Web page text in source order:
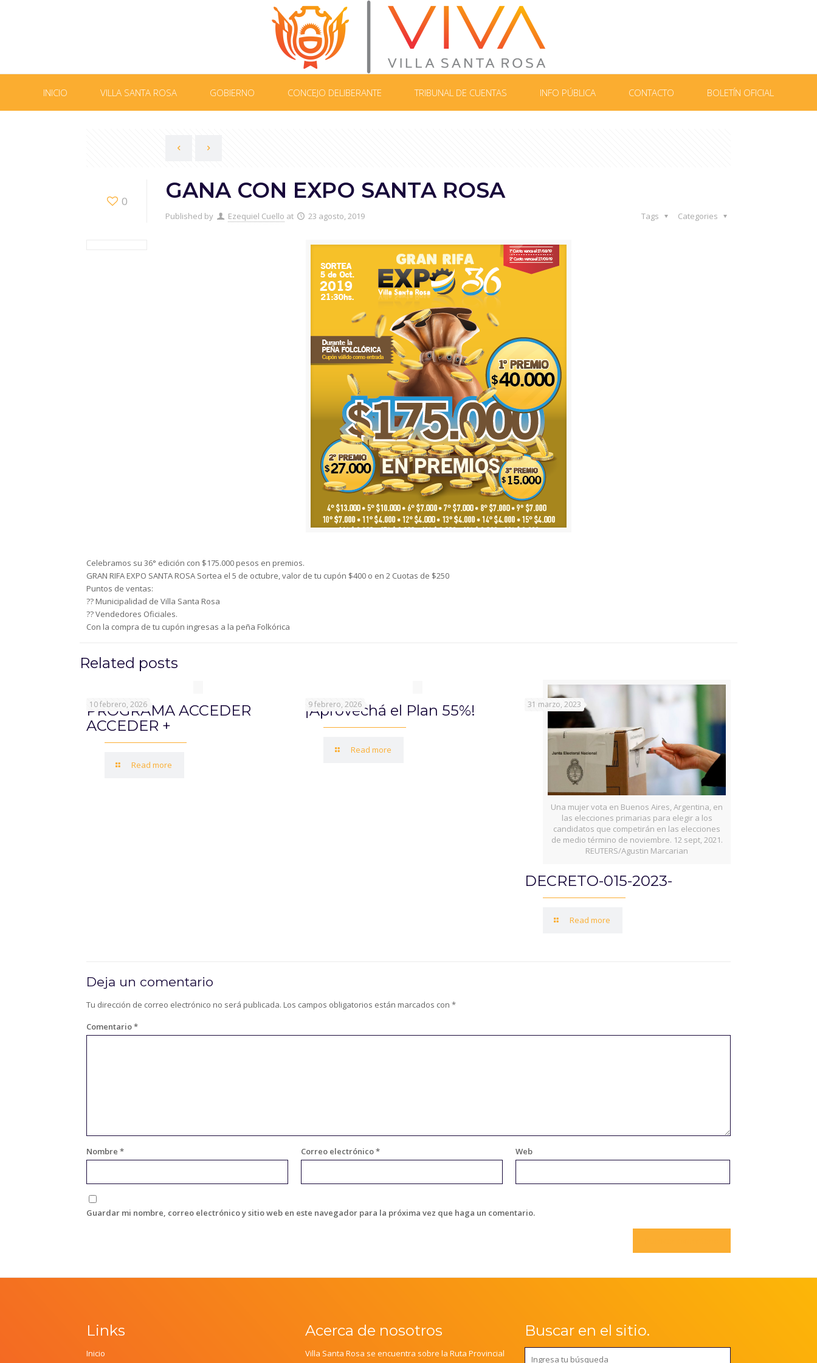
INICIO VILLA SANTA ROSA GOBIERNO CONCEJO DELIBERANTE TRIBUNAL DE CUENTAS INFO PÚBLICA CONTACTO BOLETÍN OFICIAL
0 GANA CON EXPO SANTA ROSA
Published by Ezequiel Cuello at 23 agosto, 2019 Categories
Tags
Celebramos su 36° edición con $175.000 pesos en premios.
GRAN RIFA EXPO SANTA ROSA Sortea el 5 de octubre, valor de tu cupón $400 o en 2 Cuotas de $250
Puntos de ventas:
?? Municipalidad de Villa Santa Rosa
?? Vendedores Oficiales.
Con la compra de tu cupón ingresas a la peña Folkórica
Related posts
10 febrero, 2026
PROGRAMA ACCEDER
ACCEDER +
Read more
9 febrero, 2026
¡Aprovechá el Plan 55%!
Read more
Una mujer vota en Buenos Aires, Argentina, en
las elecciones primarias para elegir a los
candidatos que competirán en las elecciones
de medio término de noviembre. 12 sept, 2021.
REUTERS/Agustin Marcarian
31 marzo, 2023
DECRETO-015-2023-
Read more
Deja un comentario
Tu dirección de correo electrónico no será publicada. Los campos obligatorios están marcados con *
Comentario*
Nombre * Correo electrónico* Web
Guardar mi nombre, correo electrónico y sitio web en este navegador para la próxima vez que haga un comentario.
Links
Inicio
Acerca de nosotros
Villa Santa Rosa se encuentra sobre la Ruta Provincial
Buscar en el sitio.